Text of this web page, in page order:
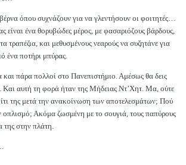
όπου συχνάζουν για να γλεντήσουν οι φοιτητές…
είναι ένα θορυβώδες μέρος, με φασαριόζους βάρδους,
τραπέζια, και μεθυσμένους νεαρούς να συζητάνε για
ένα ποτήρι μπύρας.
και πάρα πολλοί στο Πανεπιστήμιο. Αμέσως θα δεις
αυτή τη φορά ήταν της Μήδειας Ντ’Χητ. Μα, ούτε
της μετά την ανακοίνωση των αποτελεσμάτων; Πού
οπλισμό; Ακόμα ζωσμένη με το σουγιά, τους παπύρους
της στην πλάτη.